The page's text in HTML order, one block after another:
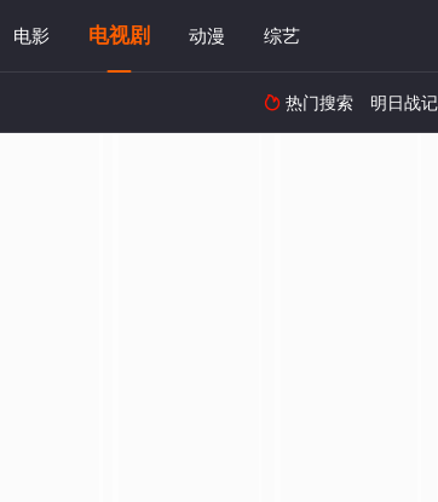
电影 电视剧 动漫 综艺
 热门搜索 明日战记